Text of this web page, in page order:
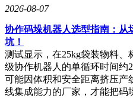
合计拿到68.09万股，对应金额
元。华泰资产也有226个配售
对应金额3032.27万元。长江
建信养老金管理等机构同样有
在战略配售部分，国泰君安证
本次发行股份数量的3%；大普
2026-08-07
协作码垛机器人选型指南：从
坑！
测试显示，在25kg袋装物料、
级协作机器人的单循环时间约
可能因体积和安全距离挤压产
线集成能力的厂家，才能把